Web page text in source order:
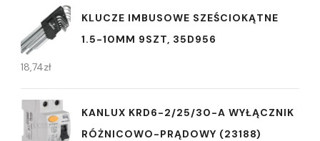
KLUCZE IMBUSOWE SZEŚCIOKĄTNE
1.5-10MM 9SZT, 35D956
18,74zł
KANLUX KRD6-2/25/30-A WYŁĄCZNIK
RÓŻNICOWO-PRĄDOWY (23188)